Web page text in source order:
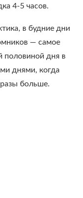
4-5 часов.
в будние дни
— самое
половиной дня в
днями, когда
больше.